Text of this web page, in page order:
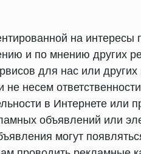
на интересы
и по мнению других
для нас или других
не несем
в Интернете или
объявлений или
могут